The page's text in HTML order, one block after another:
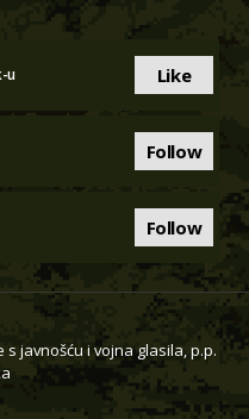
u Like
Follow
Follow
javnošću i vojna glasila, p.p.